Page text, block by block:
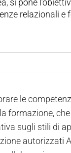
si pone
relazionali
le
formazione,
sugli stili di
autorizzati